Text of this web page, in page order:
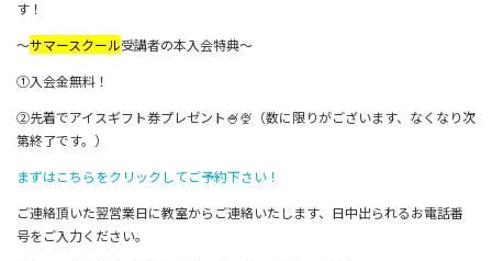
す！
～サマースクール受講者の本入会特典～
①入会金無料！
②先着でアイスギフト券プレゼント🍧🍨（数に限りがございます、なくなり次
第終了です。）
まずはこちらをクリックしてご予約下さい！
ご連絡頂いた翌営業日に教室からご連絡いたします、日中出られるお電話番
号をご入力ください。